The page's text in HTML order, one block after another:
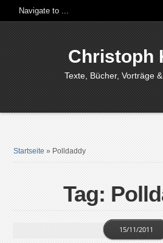
Christoph
Texte, Bücher, Vorträge
Startseite » Polldaddy
Tag:
15/11/2011